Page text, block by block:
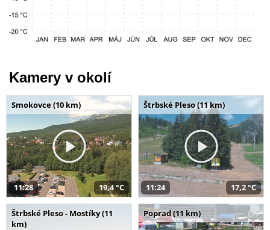
Kamery v okolí
Smokovce (10 km)
11:28 19,4 °C
Štrbské Pleso (11 km)
11:24 17,2 °C
Štrbské Pleso - Mostíky (11
km)
Poprad (11 km)